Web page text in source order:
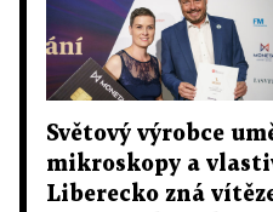
Světový výrobce
mikroskopy a
Liberecko zná